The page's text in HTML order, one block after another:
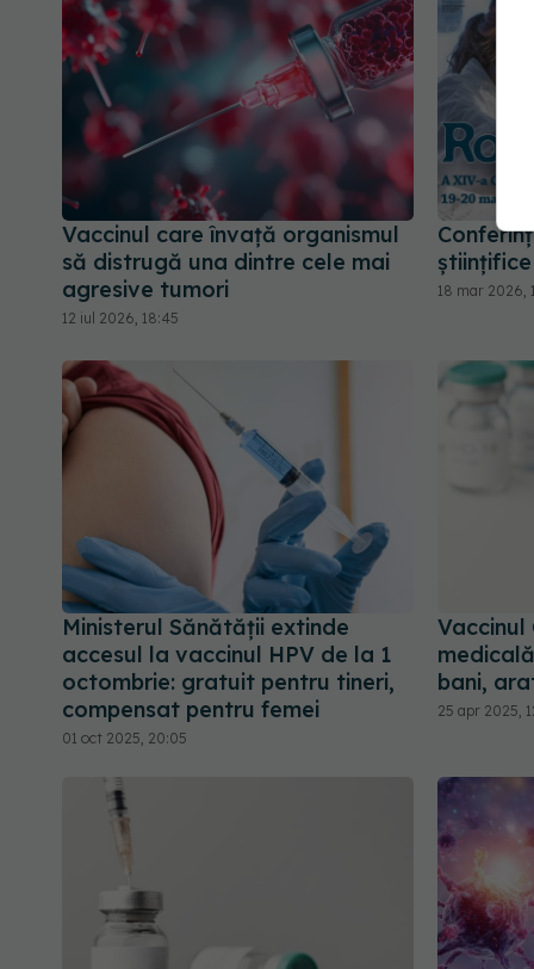
Vaccinul care învață organismul
să distrugă una dintre cele mai
agresive tumori
12 iul 2026, 18:45
18 mar 2026,
Ministerul Sănătății extinde
accesul la vaccinul HPV de la 1
octombrie: gratuit pentru tineri,
compensat pentru femei
01 oct 2025, 20:05
Vaccinul
bani,
25 apr 2025,